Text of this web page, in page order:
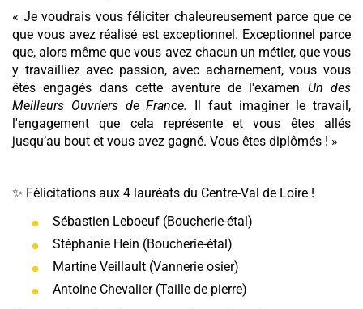
« Je voudrais vous féliciter chaleureusement parce que ce
que vous avez réalisé est exceptionnel. Exceptionnel parce
que, alors même que vous avez chacun un métier, que vous
y travailliez avec passion, avec acharnement, vous vous
êtes engagés dans cette aventure de l'examen Un des
Meilleurs Ouvriers de France.
Il faut imaginer le travail,
l'engagement que cela représente et vous êtes allés
jusqu’au bout et vous avez gagné. Vous êtes diplômés ! »
✨ Félicitations aux 4 lauréats du Centre-Val de Loire !
Sébastien Leboeuf (Boucherie-étal)
Stéphanie Hein (Boucherie-étal)
Martine Veillault (Vannerie osier)
Antoine Chevalier (Taille de pierre)